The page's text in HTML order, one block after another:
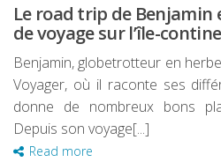
Le road trip de Benjamin
de voyage sur l’île-
Benjamin, globetrotteur en
Voyager, où il raconte ses
donne de nombreux bons
Depuis son voyage[...]
Read more